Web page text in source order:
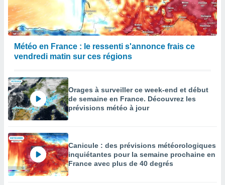
Météo en France : le ressenti s'annonce frais ce
vendredi matin sur ces régions
Orages à surveiller ce week-end et début
de semaine en France. Découvrez les
prévisions météo à jour
Canicule : des prévisions météorologiques
inquiétantes pour la semaine prochaine en
France avec plus de 40 degrés